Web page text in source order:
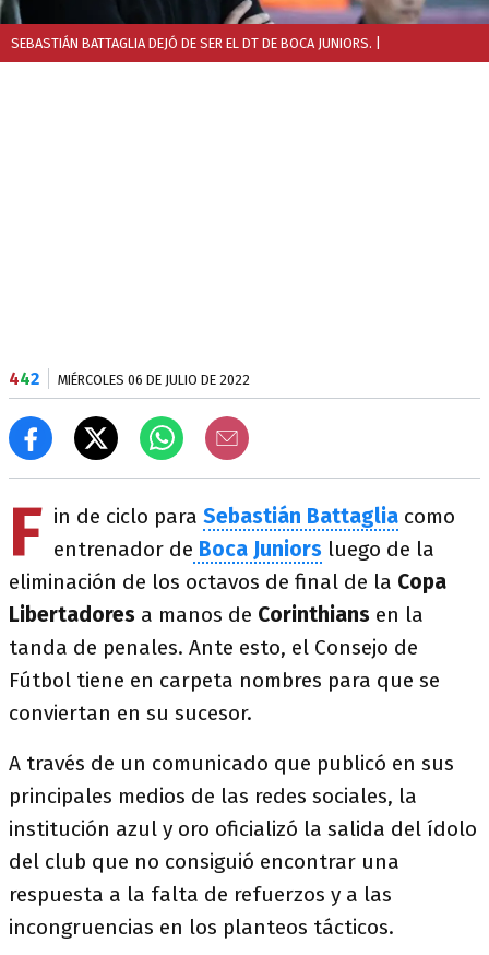
SEBASTIÁN BATTAGLIA DEJÓ DE SER EL DT DE BOCA JUNIORS.
442 MIÉRCOLES 06 DE JULIO DE 2022
F in de ciclo para Sebastián Battaglia como
entrenador de Boca Juniors luego de la
eliminación de los octavos de final de la Copa
Libertadores a manos de Corinthians en la
tanda de penales. Ante esto, el Consejo de
Fútbol tiene en carpeta nombres para que se
conviertan en su sucesor.
A través de un comunicado que publicó en sus
principales medios de las redes sociales, la
institución azul y oro oficializó la salida del ídolo
del club que no consiguió encontrar una
respuesta a la falta de refuerzos y a las
incongruencias en los planteos tácticos.